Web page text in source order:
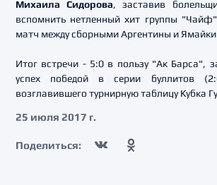
Михаила Сидорова, заставив
вспомнить нетленный хит группы
матч между сборными Аргентины и
Итог встречи - 5:0 в пользу "Ак Барса",
успех победой в серии буллитов
возглавившего турнирную таблицу Кубка
25 июля 2017 г.
Поделиться: